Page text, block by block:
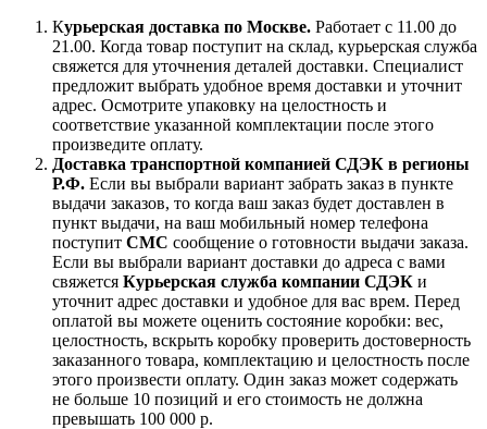
Курьерская доставка по Москве. Работает с 11.00 до
21.00. Когда товар поступит на склад, курьерская служба
свяжется для уточнения деталей доставки. Специалист
предложит выбрать удобное время доставки и уточнит
адрес. Осмотрите упаковку на целостность и
соответствие указанной комплектации после этого
произведите оплату.
Доставка транспортной компанией СДЭК в регионы
Р.Ф. Если вы выбрали вариант забрать заказ в пункте
выдачи заказов, то когда ваш заказ будет доставлен в
пункт выдачи, на ваш мобильный номер телефона
поступит СМС сообщение о готовности выдачи заказа.
Если вы выбрали вариант доставки до адреса с вами
свяжется Курьерская служба компании СДЭК и
уточнит адрес доставки и удобное для вас врем. Перед
оплатой вы можете оценить состояние коробки: вес,
целостность, вскрыть коробку проверить достоверность
заказанного товара, комплектацию и целостность после
этого произвести оплату. Один заказ может содержать
не больше 10 позиций и его стоимость не должна
превышать 100 000 р.